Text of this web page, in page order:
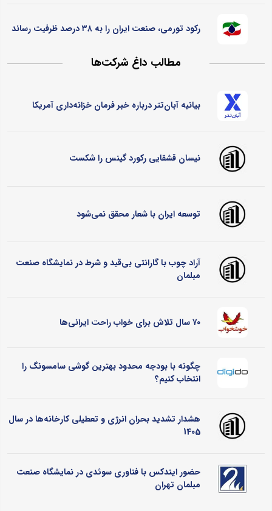
رکود تورمی، صنعت ایران را به ۳۸ درصد ظرفیت رساند
مطالب داغ شرکت‌ها
بیانیه آبان‌تتر درباره خبر فرمان خزانه‌داری آمریکا
نیسان قشقایی رکورد گینس را شکست
توسعه ایران با شعار محقق نمی‌شود
آراد چوب با گارانتی بی‌قید و شرط در نمایشگاه صنعت
مبلمان
۷۰ سال تلاش برای خواب راحت ایرانی‌ها
چگونه با بودجه محدود بهترین گوشی سامسونگ را
انتخاب کنیم؟
هشدار تشدید بحران انرژی و تعطیلی کارخانه‌ها در سال
1405
حضور ایندکس با فناوری سوئدی در نمایشگاه صنعت
مبلمان تهران